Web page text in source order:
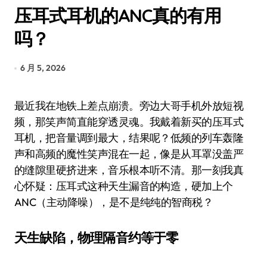
压耳式耳机的ANC真的有用
吗？
6 月 5, 2026
最近我在地铁上差点崩溃。旁边大哥手机外放短视
频，那笑声简直能穿透灵魂。我戴着新买的压耳式
耳机，把音量调到最大，结果呢？低频的列车轰隆
声和高频的魔性笑声混在一起，像是从耳罩没盖严
的缝隙里硬挤进来，音乐根本听不清。那一刻我真
心怀疑：压耳式这种天生漏音的构造，硬加上个
ANC（主动降噪），是不是纯纯的智商税？
天生缺陷，物理隔音约等于零